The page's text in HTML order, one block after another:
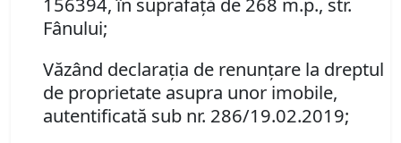
Fânului;
Văzând declaraţia de renunţare la dreptul
de proprietate asupra unor imobile,
autentificată sub nr. 286/19.02.2019;